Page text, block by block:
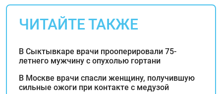
ЧИТАЙТЕ ТАКЖЕ
В Сыктывкаре врачи прооперировали 75-
летнего мужчину с опухолью гортани
В Москве врачи спасли женщину, получившую
сильные ожоги при контакте с медузой